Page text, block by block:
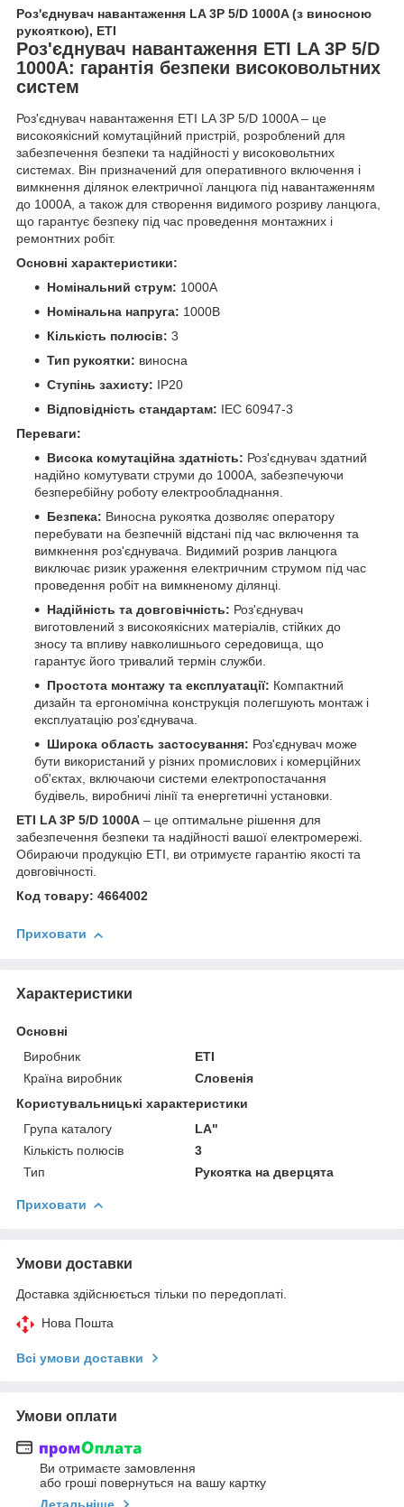
Роз'єднувач навантаження LA 3P 5/D 1000A (з виносною
рукояткою), ETI
Роз'єднувач навантаження ETI LA 3P 5/D
1000A: гарантія безпеки високовольтних
систем
Роз'єднувач навантаження ETI LA 3P 5/D 1000A – це
високоякісний комутаційний пристрій, розроблений для
забезпечення безпеки та надійності у високовольтних
системах. Він призначений для оперативного включення і
вимкнення ділянок електричної ланцюга під навантаженням
до 1000А, а також для створення видимого розриву ланцюга,
що гарантує безпеку під час проведення монтажних і
ремонтних робіт.
Основні характеристики:
Номінальний струм: 1000А
Номінальна напруга: 1000В
Кількість полюсів: 3
Тип рукоятки: виносна
Ступінь захисту: IP20
Відповідність стандартам: IEC 60947-3
Переваги:
Висока комутаційна здатність: Роз'єднувач здатний
надійно комутувати струми до 1000А, забезпечуючи
безперебійну роботу електрообладнання.
Безпека: Виносна рукоятка дозволяє оператору
перебувати на безпечній відстані під час включення та
вимкнення роз'єднувача. Видимий розрив ланцюга
виключає ризик ураження електричним струмом під час
проведення робіт на вимкненому ділянці.
Надійність та довговічність: Роз'єднувач
виготовлений з високоякісних матеріалів, стійких до
зносу та впливу навколишнього середовища, що
гарантує його тривалий термін служби.
Простота монтажу та експлуатації: Компактний
дизайн та ергономічна конструкція полегшують монтаж і
експлуатацію роз'єднувача.
Широка область застосування: Роз'єднувач може
бути використаний у різних промислових і комерційних
об'єктах, включаючи системи електропостачання
будівель, виробничі лінії та енергетичні установки.
ETI LA 3P 5/D 1000А – це оптимальне рішення для
забезпечення безпеки та надійності вашої електромережі.
Обираючи продукцію ETI, ви отримуєте гарантію якості та
довговічності.
Код товару: 4664002
Приховати
Характеристики
Основні
Виробник
ETI
Країна виробник
Словенія
Користувальницькі характеристики
Група каталогу
LA"
Кількість полюсів
3
Тип
Рукоятка на дверцята
Приховати
Умови доставки
Доставка здійснюється тільки по передоплаті.
Нова Пошта
Всі умови доставки
Умови оплати
Ви отримаєте замовлення
або гроші повернуться на вашу картку